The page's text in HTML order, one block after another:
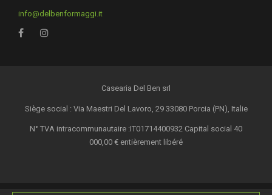
info@delbenformaggi.it
Casearia Del Ben srl
Siège social : Via Maestri Del Lavoro, 29 33080 Porcia (PN), Italie
N° TVA intracommunautaire :IT01714400932 Capital social 40
000,00 € entièrement libéré